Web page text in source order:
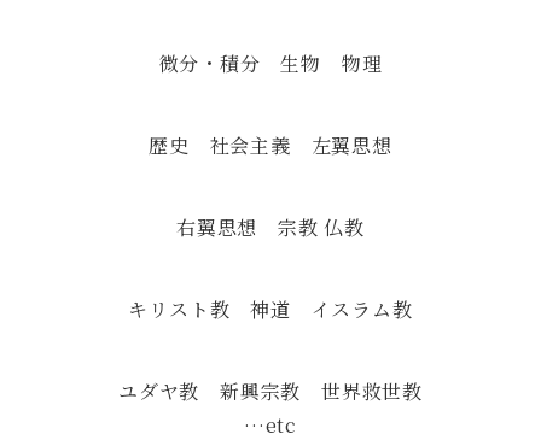
微分・積分 生物 物理
歴史 社会主義 左翼思想
右翼思想 宗教 仏教
キリスト教 神道 イスラム教
ユダヤ教 新興宗教 世界救世教
…etc